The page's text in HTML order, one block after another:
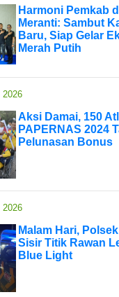
Harmoni Pemkab
Meranti: Sambut
Baru, Siap Gelar
Merah Putih
2026
Aksi Damai, 150
PAPERNAS 2024
Pelunasan Bonus
2026
Malam Hari,
Sisir Titik Rawan
Blue Light